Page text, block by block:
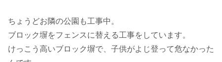
ちょうどお隣の公園も工事中。
ブロック塀をフェンスに替える工事をしています。
けっこう高いブロック塀で、子供がよじ登って危なかった